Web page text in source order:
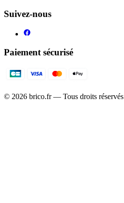
Suivez-nous
Paiement sécurisé
© 2026 brico.fr — Tous droits réservés